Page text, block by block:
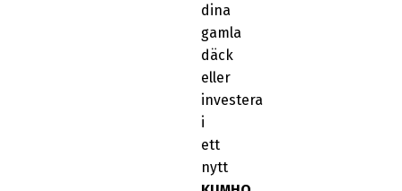
dina
gamla
däck
eller
investera
i
ett
nytt